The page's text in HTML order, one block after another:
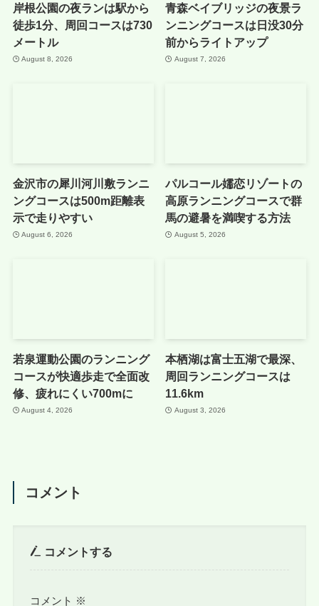
岸根公園の夜ランは駅から
徒歩1分、周回コースは730
メートル
August 8, 2026
青森ベイブリッジの夜景ラ
ンニングコースは日没30分
前からライトアップ
August 7, 2026
金沢市の犀川河川敷ランニ
ングコースは500m距離表
示で走りやすい
August 6, 2026
パルコール嬬恋リゾートの
高原ランニングコースで群
馬の避暑を満喫する方法
August 5, 2026
若泉運動公園のランニング
コースが快適歩走で全面改
修、疲れにくい700mに
August 4, 2026
本栖湖は富士五湖で最深、
周回ランニングコースは
11.6km
August 3, 2026
コメント
コメントする
コメント ※